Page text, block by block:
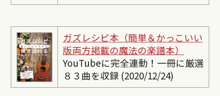
ガズレシピ本（簡単＆かっこいい
版両方掲載の魔法の楽譜本）
YouTubeに完全連動！一冊に厳選
８３曲を収録 (2020/12/24)